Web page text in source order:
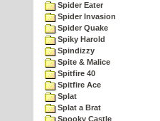
Spider Eater
Spider Invasion
Spider Quake
Spiky Harold
Spindizzy
Spite & Malice
Spitfire 40
Spitfire Ace
Splat
Splat a Brat
Spooky Castle